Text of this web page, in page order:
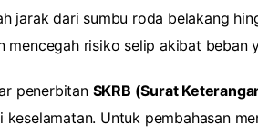
jarak dari sumbu roda belakang
mencegah risiko selip akibat beban
penerbitan SKRB (Surat
Untuk pembahasan